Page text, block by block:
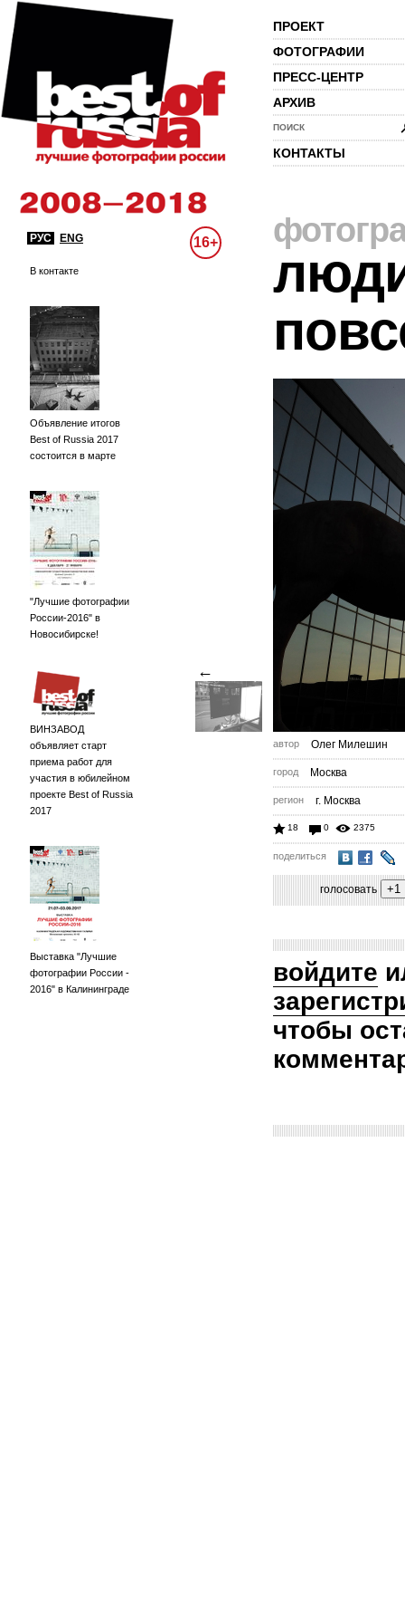
ПРОЕКТ
ФОТОГРАФИИ
ПРЕСС-ЦЕНТР
АРХИВ
ПОИСК
КОНТАКТЫ
РУС ENG 16+
В контакте
Объявление итогов
Best of Russia 2017
состоится в марте
"Лучшие фотографии
России-2016" в
Новосибирске!
ВИНЗАВОД
объявляет старт
приема работ для
участия в юбилейном
проекте Best of Russia
2017
Выставка "Лучшие
фотографии России -
2016" в Калининграде
←
автор Олег Милешин
город Москва
регион г. Москва
18 0 2375
поделиться
голосовать
войдите
чтобы